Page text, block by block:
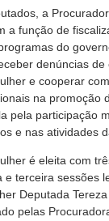
a
a função de
do
denúncias de
e cooperar
na promoção
pela participação
e nas atividades
é eleita com
e terceira sessões
Deputada
pelas